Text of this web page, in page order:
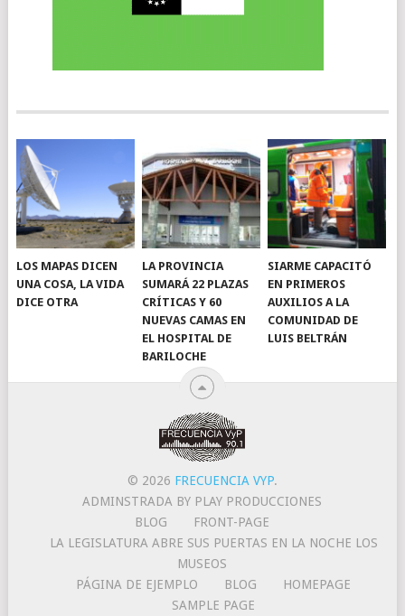
LOS MAPAS DICEN
UNA COSA, LA VIDA
DICE OTRA
LA PROVINCIA
SUMARÁ 22 PLAZAS
CRÍTICAS Y 60
NUEVAS CAMAS EN
EL HOSPITAL DE
BARILOCHE
SIARME CAPACITÓ
EN PRIMEROS
AUXILIOS A LA
COMUNIDAD DE
LUIS BELTRÁN
© 2026 FRECUENCIA VYP.
ADMINSTRADA BY PLAY PRODUCCIONES
BLOG
FRONT-PAGE
LA LEGISLATURA ABRE SUS PUERTAS EN LA NOCHE LOS
MUSEOS
PÁGINA DE EJEMPLO
BLOG
HOMEPAGE
SAMPLE PAGE